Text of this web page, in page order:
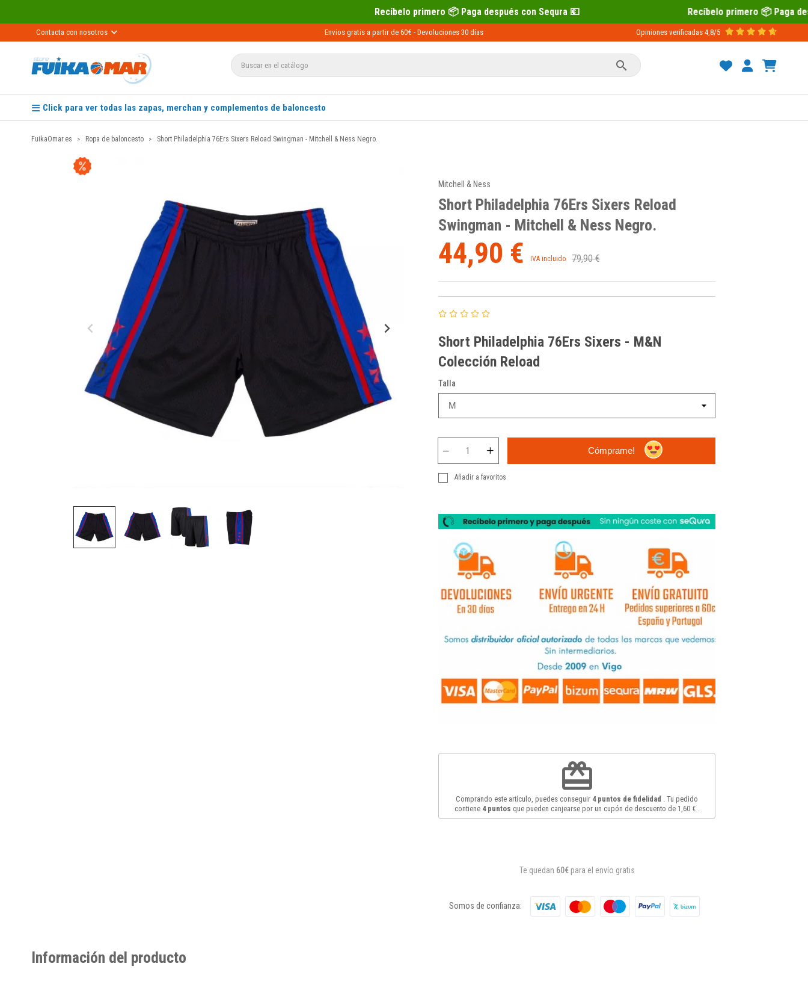
Recíbelo primero 📦 Paga después con Sequra 💶 Recíbelo primero 📦 Paga después con
Contacta con nosotros Envios gratis a partir de 60€ - Devoluciones 30 días Opiniones verificadas 4,8/5

Click para ver todas las zapas, merchan y complementos de baloncesto
FuikaOmar.es Ropa de baloncesto Short Philadelphia 76Ers Sixers Reload Swingman - Mitchell & Ness Negro.
Mitchell & Ness
Short Philadelphia 76Ers Sixers Reload
Swingman - Mitchell & Ness Negro.
44,90 € IVA incluido 79,90 €
Short Philadelphia 76Ers Sixers - M&N
Colección Reload
Talla
Cómprame!
Añadir a favoritos
redeem
Comprando este artículo, puedes conseguir 4puntos de fidelidad . Tu pedido
contiene 4puntos que pueden canjearse por un cupón de descuento de 1,60 €
Te quedan 60€para el envío gratis
Somos de confianza:
Información del producto